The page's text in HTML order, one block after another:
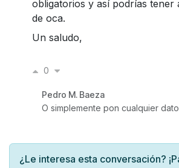
obligatorios y así podrías tener
de oca.
Un saludo,
0
Pedro M. Baeza
O simplemente pon cualquier
¿Le interesa esta conversación?